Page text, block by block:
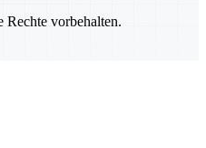
vorbehalten.